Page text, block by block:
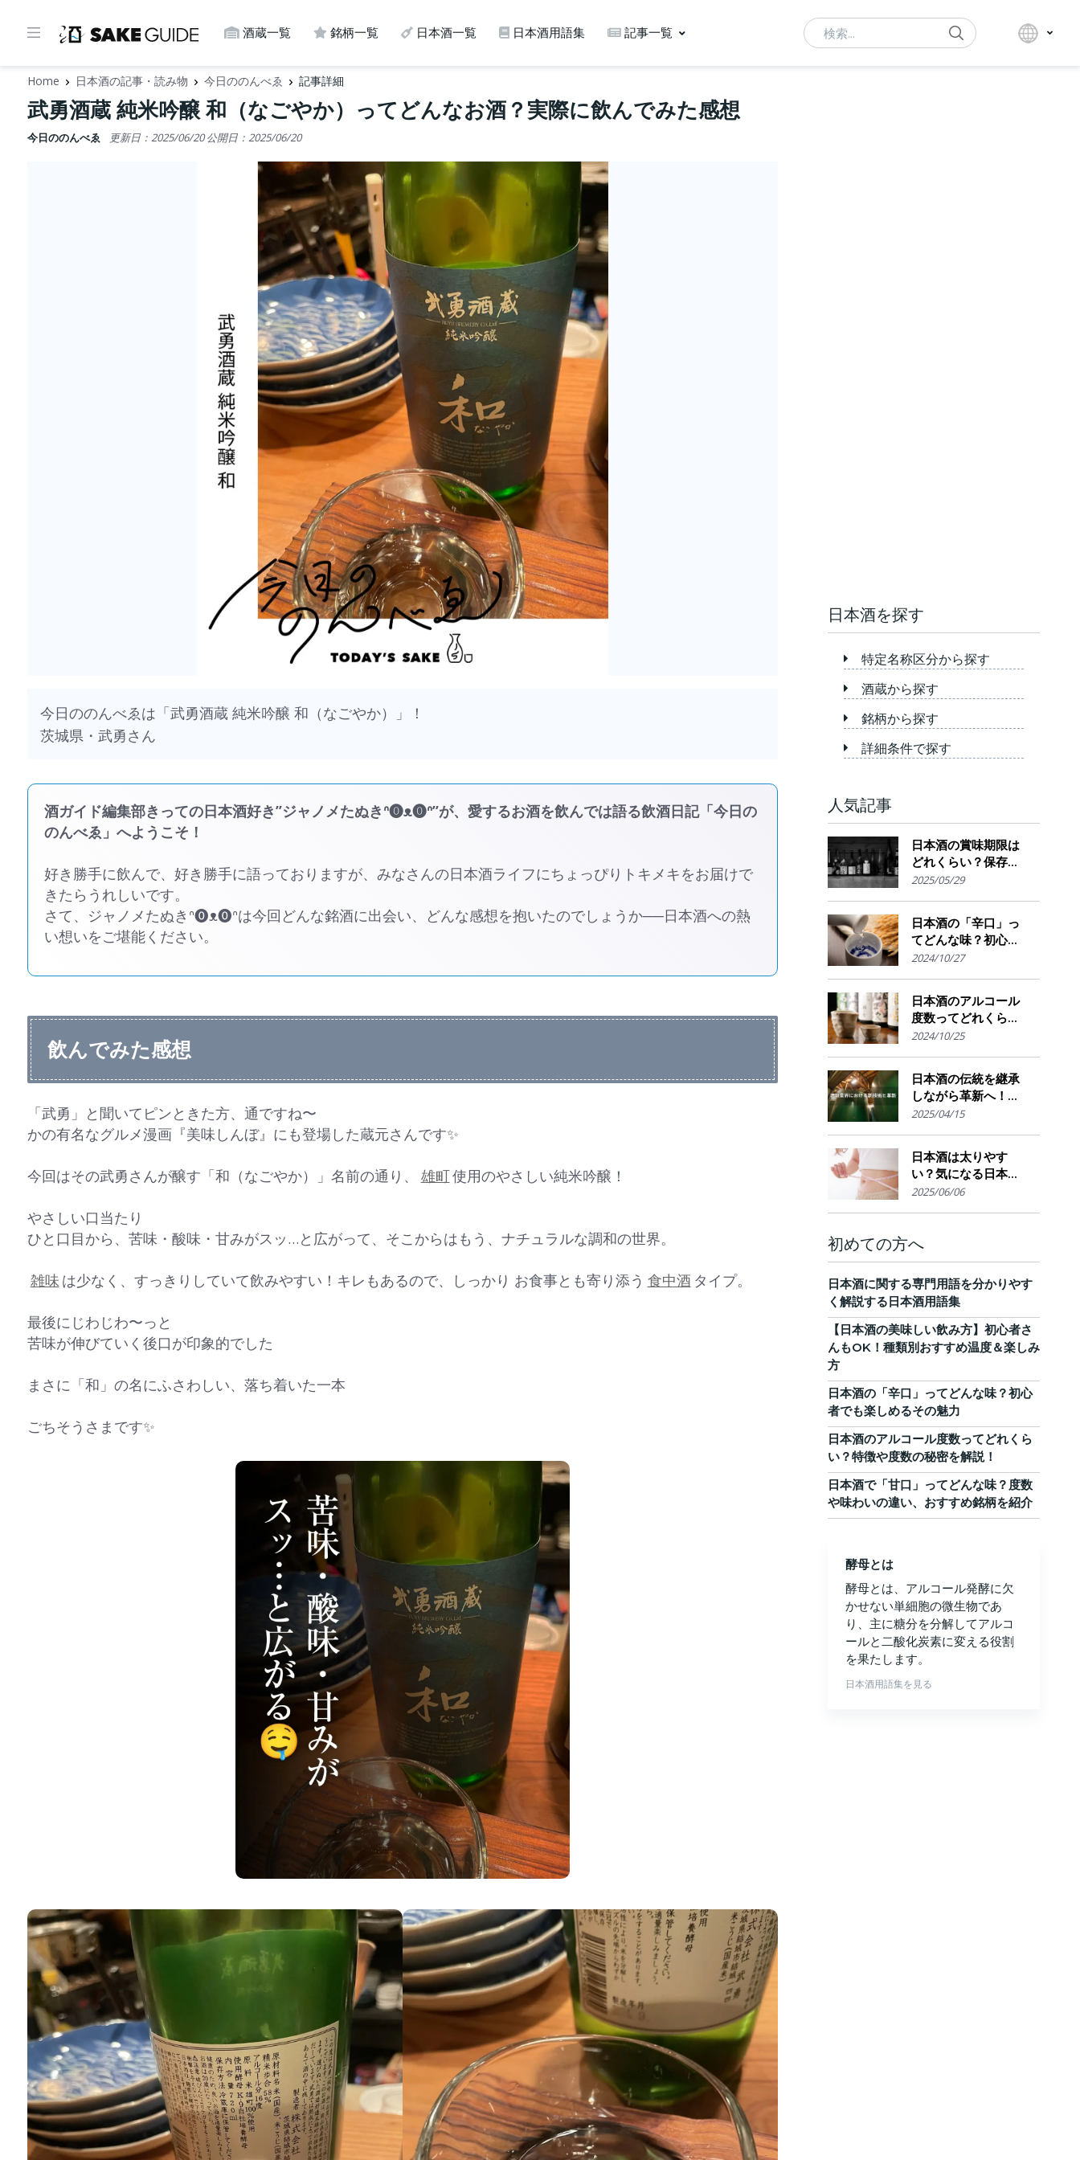
酒蔵一覧 銘柄一覧 日本酒一覧 日本酒用語集 記事一覧 Search
Home 日本酒の記事・読み物 今日ののんべゑ 記事詳細
武勇酒蔵 純米吟醸 和（なごやか）ってどんなお酒？実際に飲んでみた感想
今日ののんべゑ 更新日：2025/06/20公開日：2025/06/20
今日ののんべゑは「武勇酒蔵 純米吟醸 和（なごやか）」！
茨城県・武勇さん
酒ガイド編集部きっての日本酒好き”ジャノメたぬきᐢ⓿ᴥ⓿ᐢ”が、愛するお酒を飲んでは語る飲酒日記「今日の
のんべゑ」へようこそ！
好き勝手に飲んで、好き勝手に語っておりますが、みなさんの日本酒ライフにちょっぴりトキメキをお届けで
きたらうれしいです。
さて、ジャノメたぬきᐢ⓿ᴥ⓿ᐢは今回どんな銘酒に出会い、どんな感想を抱いたのでしょうか──日本酒への熱
い想いをご堪能ください。
飲んでみた感想
「武勇」と聞いてピンときた方、通ですね〜
かの有名なグルメ漫画『美味しんぼ』にも登場した蔵元さんです✨
今回はその武勇さんが醸す「和（なごやか）」名前の通り、 雄町使用のやさしい純米吟醸！
やさしい口当たり
ひと口目から、苦味・酸味・甘みがスッ…と広がって、そこからはもう、ナチュラルな調和の世界。
雑味 は少なく、すっきりしていて飲みやすい！キレもあるので、しっかり お食事とも寄り添う 食中酒 タイプ。
最後にじわじわ〜っと
苦味が伸びていく後口が印象的でした
まさに「和」の名にふさわしい、落ち着いた一本
ごちそうさまです✨
日本酒を探す
特定名称区分から探す
酒蔵から探す
銘柄から探す
詳細条件で探す
人気記事
日本酒の賞味期限は
どれくらい？保存場
所のポイント
2025/05/29
日本酒の「辛口」っ
てどんな味？初心者
でも楽しめるその魅
2024/10/27
日本酒のアルコール
度数ってどれくら
い？特徴や度数の秘
2024/10/25
日本酒の伝統を継承
しながら革新へ！
AI・IoTが実現する革
の未来展望
2025/04/15
日本酒は太りやす
い？気になる日本酒
のカロリーと糖質。
2025/06/06
初めての方へ
日本酒に関する専門用語を分かりやす
く解説する日本酒用語集
【日本酒の美味しい飲み方】初心者さ
んもOK！種類別おすすめ温度＆楽しみ
方
日本酒の「辛口」ってどんな味？初心
者でも楽しめるその魅力
日本酒のアルコール度数ってどれくら
い？特徴や度数の秘密を解説！
日本酒で「甘口」ってどんな味？度数
や味わいの違い、おすすめ銘柄を紹介
酵母とは
酵母とは、アルコール発酵に欠
かせない単細胞の微生物であ
り、主に糖分を分解してアルコ
ールと二酸化炭素に変える役割
を果たします。
日本酒用語集を見る